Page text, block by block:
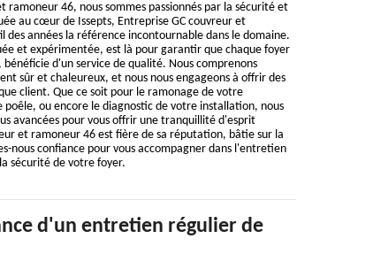
ramoneur 46, nous sommes passionnés par la sécurité et
au cœur de Issepts, Entreprise GC couvreur et
des années la référence incontournable dans le domaine.
et expérimentée, est là pour garantir que chaque foyer
d'un service de qualité. Nous comprenons
sûr et chaleureux, et nous nous engageons à offrir des
client. Que ce soit pour le ramonage de votre
ou encore le diagnostic de votre installation, nous
avancées pour vous offrir une tranquillité d'esprit
et ramoneur 46 est fière de sa réputation, bâtie sur la
nous confiance pour vous accompagner dans l'entretien
sécurité de votre foyer.
d'un entretien régulier de